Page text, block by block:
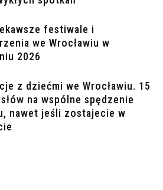
festiwale i
we Wrocławiu w
2026
z dziećmi we Wrocławiu. 15
na wspólne spędzenie
nawet jeśli zostajecie w